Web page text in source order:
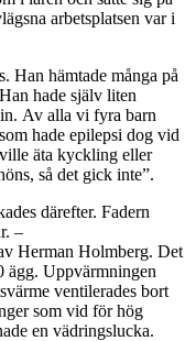
arbetsplatsen var i
Han hämtade många på
hade själv liten
Av alla vi fyra barn
hade epilepsi dog vid
äta kyckling eller
så det gick inte”.
därefter. Fadern
–
Herman Holmberg. Det
ägg. Uppvärmningen
ventilerades bort
som vid för hög
en vädringslucka.